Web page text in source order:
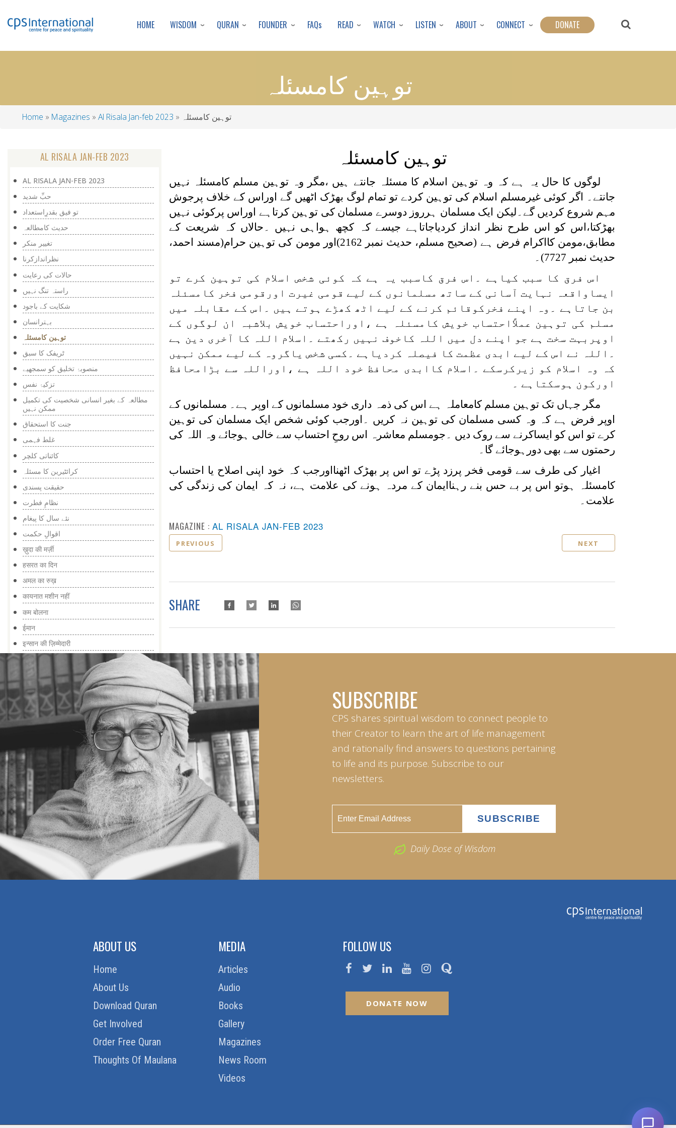
to
content
HOME WISDOM QURAN FOUNDER FAQs READ WATCH LISTEN ABOUT CONNECT DONATE
توہین کامسئلہ
Breadcrumb
Home Magazines Al Risala Jan-feb 2023 توہین کامسئلہ
توہین کامسئلہ
لوگوں کا حال یہ ہے کہ وہ توہین اسلام کا مسئلہ جانتے ہیں ،مگر وہ توہین مسلم کامسئلہ نہیں
جانتے۔ اگر کوئی غیرمسلم اسلام کی توہین کردے تو تمام لوگ بھڑک اٹھیں گے اوراس کے خلاف پرجوش
مہم شروع کردیں گے۔لیکن ایک مسلمان ہرروز دوسرے مسلمان کی توہین کرتاہے اوراس پرکوئی نہیں
بھڑکتا،اس کو اس طرح نظر انداز کردیاجاتاہے جیسے کہ کچھ ہواہی نہیں ۔حالاں کہ شریعت کے
مطابق،مومن کااکرام فرض ہے (صحیح مسلم، حدیث نمبر 2162)اور مومن کی توہین حرام(مسند احمد،
حدیث نمبر 7727)۔
اس فرق کا سبب کیاہے ۔اس فرق کاسبب یہ ہے کہ کوئی شخص اسلام کی توہین کرے تو
ایساواقعہ نہایت آسانی کے ساتھ مسلمانوں کے لیے قومی غیرت اورقومی فخر کامسئلہ
بن جاتاہے ۔وہ اپنے فخرکوقائم کرنے کے لیے اٹھ کھڑے ہوتے ہیں ۔اس کے مقابلہ میں
مسلم کی توہین عملاًاحتساب خویش کامسئلہ ہے ،اوراحتساب خویش بلاشبہ ان لوگوں کے
اوپربہت سخت ہے جو اپنے دل میں اللہ کاخوف نہیں رکھتے ۔اسلام اللہ کا آخری دین ہے
۔اللہ نے اس کے لیے ابدی عظمت کا فیصلہ کردیاہے ۔کسی شخص یاگروہ کے لیے ممکن نہیں
کہ وہ اسلام کو زیرکرسکے ۔اسلام کاابدی محافظ خود اللہ ہے ،اوراللہ سے بڑامحافظ
اورکون ہوسکتاہے ۔
مگر جہاں تک توہین مسلم کامعاملہ ہے اس کی ذمہ داری خود مسلمانوں کے اوپر ہے۔ مسلمانوں کے
اوپر فرض ہے کہ وہ کسی مسلمان کی توہین نہ کریں ۔اورجب کوئی شخص ایک مسلمان کی توہین
کرے تو اس کو ایساکرنے سے روک دیں ۔جومسلم معاشرہ اس روحِ احتساب سے خالی ہوجائے وہ اللہ کی
رحمتوں سے بھی دورہوجائے گا۔
اغیار کی طرف سے قومی فخر پرزد پڑے تو اس پر بھڑک اٹھنااورجب کہ خود اپنی اصلاح یا احتساب
کامسئلہ ہوتو اس پر بے حس بنے رہناایمان کے مردہ ہونے کی علامت ہے، نہ کہ ایمان کی زندگی کی
علامت۔
MAGAZINE : AL RISALA JAN-FEB 2023
PREVIOUS NEXT
SHARE
AL RISALA JAN-FEB 2023
AL RISALA JAN-FEB 2023
حبِّ شدید
تو فیق بقدرِاستعداد
حدیث کامطالعہ
تغییر منکر
نظراندازکرنا
حالات کی رعایت
راستہ تنگ نہیں
شکایت کے باجود
بہترانسان
توہین کامسئلہ
ٹریفک کا سبق
منصوبۂ تخلیق کو سمجھیے
تزکیۂ نفس
مطالعہ کے بغیر انسانی شخصیت کی تکمیل
ممکن نہیں
جنت کا استحقاق
غلط فہمی
کائناتی کلچر
کرائٹیرین کا مسئلہ
حقیقت پسندی
نظامِ فطرت
نئے سال کا پیغام
اقوالِ حکمت
ख़ुदा की मर्ज़ी
हसरत का दिन
अमल का रुख़
कायनात मशीन नहीं
कम बोलना
ईमान
इन्सान की ज़िम्मेदारी
तज़्किया
सोच का फ़र्क़
ईमान की हक़ीक़त यह है कि आदमी ग़ैबी हक़ीक़तों को
देखने लगे
क़ुरआन का पैग़ाम
SUBSCRIBE
CPS shares spiritual wisdom to connect people to
their Creator to learn the art of life management
and rationally find answers to questions pertaining
to life and its purpose. Subscribe to our
newsletters.
Daily Dose of Wisdom
ABOUT US
Home
About Us
Download Quran
Get Involved
Order Free Quran
Thoughts Of Maulana
MEDIA
Articles
Audio
Books
Gallery
Magazines
News Room
Videos
FOLLOW US
DONATE NOW